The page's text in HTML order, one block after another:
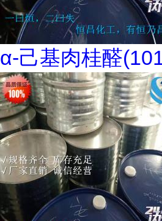
α-己基肉桂醛